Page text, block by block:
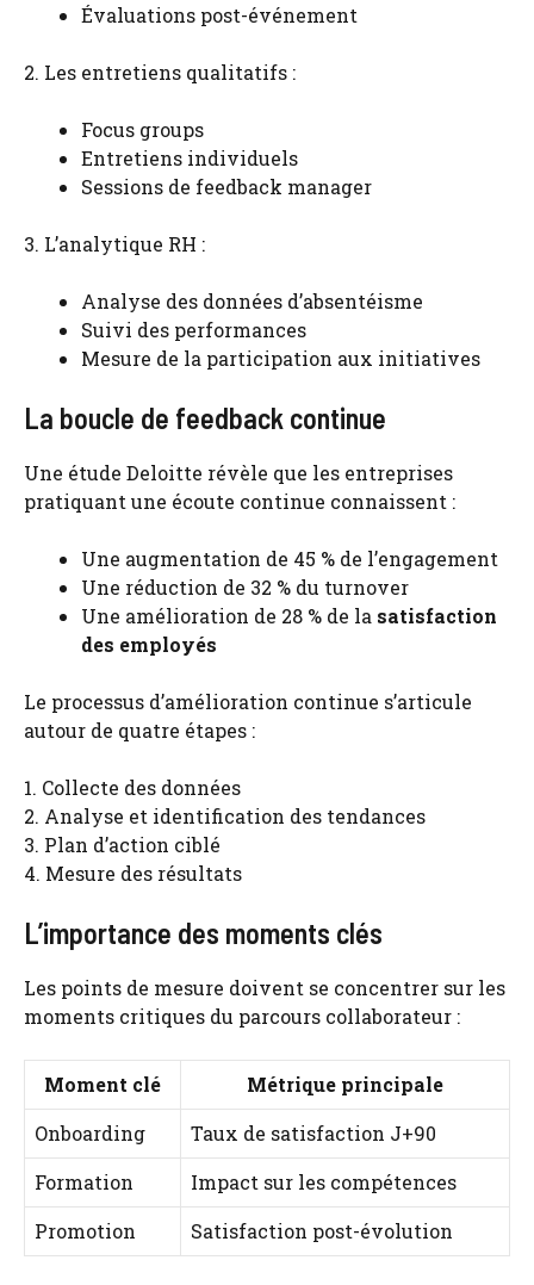
Évaluations post-événement
2. Les entretiens qualitatifs :
Focus groups
Entretiens individuels
Sessions de feedback manager
3. L’analytique RH :
Analyse des données d’absentéisme
Suivi des performances
Mesure de la participation aux initiatives
La boucle de feedback continue
Une étude Deloitte révèle que les entreprises
pratiquant une écoute continue connaissent :
Une augmentation de 45 % de l’engagement
Une réduction de 32 % du turnover
Une amélioration de 28 % de la satisfaction
des employés
Le processus d’amélioration continue s’articule
autour de quatre étapes :
1. Collecte des données
2. Analyse et identification des tendances
3. Plan d’action ciblé
4. Mesure des résultats
L’importance des moments clés
Les points de mesure doivent se concentrer sur les
moments critiques du parcours collaborateur :
Moment clé
Métrique principale
Onboarding
Taux de satisfaction J+90
Formation
Impact sur les compétences
Promotion
Satisfaction post-évolution